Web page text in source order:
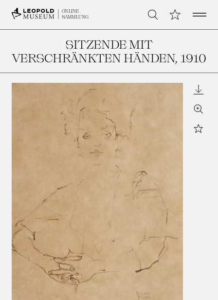
ONLINE
SAMMLUNG
Suche Meine Open
SITZENDE MIT
VERSCHRÄNKTEN HÄNDEN, 1910
Zoom
Star